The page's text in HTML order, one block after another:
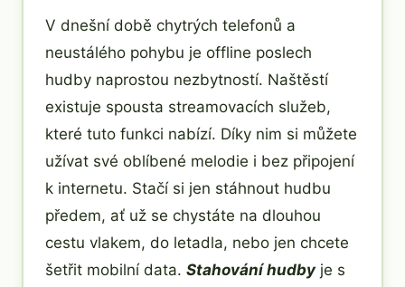
V dnešní době chytrých telefonů a
neustálého pohybu je offline poslech
hudby naprostou nezbytností. Naštěstí
existuje spousta streamovacích služeb,
které tuto funkci nabízí. Díky nim si můžete
užívat své oblíbené melodie i bez připojení
k internetu. Stačí si jen stáhnout hudbu
předem, ať už se chystáte na dlouhou
cestu vlakem, do letadla, nebo jen chcete
šetřit mobilní data. Stahování hudbyje s